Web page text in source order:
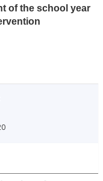
of the school year